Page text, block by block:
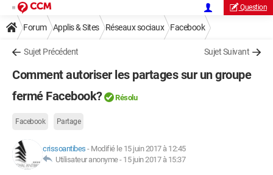
Question
Forum Applis & Sites Réseaux sociaux Facebook
Sujet Précédent Sujet Suivant
Comment autoriser les partages sur un groupe
fermé Facebook?
Résolu
Facebook Partage
crissoantibes - Modifié le 15 juin 2017 à 12:45
Utilisateur anonyme - 15 juin 2017 à 15:37